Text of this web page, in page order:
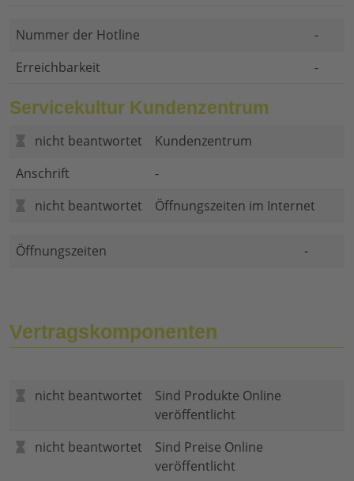
Nummer der Hotline
-
Erreichbarkeit
-
Servicekultur Kundenzentrum
nicht beantwortet
Kundenzentrum
Anschrift
-
nicht beantwortet
Öffnungszeiten im Internet
Öffnungszeiten -
Vertragskomponenten
nicht beantwortet
Sind Produkte Online
veröffentlicht
nicht beantwortet
Sind Preise Online
veröffentlicht